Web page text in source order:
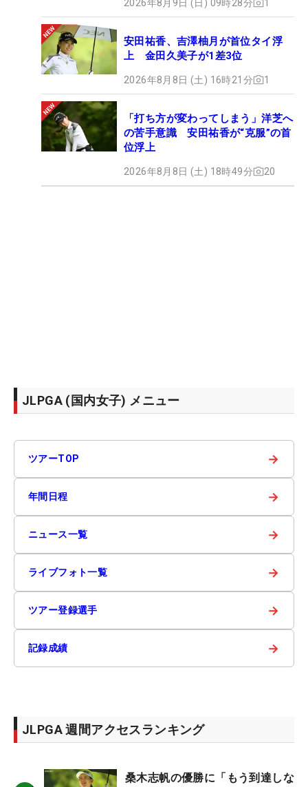
2026年8月9日 (日) 09時28分 1
安田祐香、吉澤柚月が首位タイ浮
上 金田久美子が1差3位
2026年8月8日 (土) 16時21分 1
「打ち方が変わってしまう」洋芝へ
の苦手意識 安田祐香が“克服”の首
位浮上
2026年8月8日 (土) 18時49分 20
JLPGA (国内女子) メニュー
ツアーTOP →
年間日程 →
ニュース一覧 →
ライブフォト一覧 →
ツアー登録選手 →
記録成績 →
JLPGA 週間アクセスランキング
桑木志帆の優勝に「もう到達しな